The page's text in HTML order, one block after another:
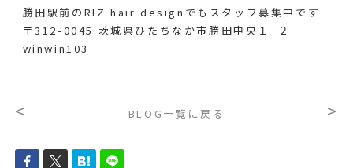
勝田駅前のRIZ hair designでも スタッフ募集中です
〒312-0045 茨城県ひたちなか市勝田中央１−２
winwin103
< BLOG一覧に戻る >